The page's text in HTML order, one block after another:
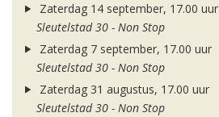
Zaterdag 14 september, 17.00 uur
Sleutelstad 30 - Non Stop
Zaterdag 7 september, 17.00 uur
Sleutelstad 30 - Non Stop
Zaterdag 31 augustus, 17.00 uur
Sleutelstad 30 - Non Stop